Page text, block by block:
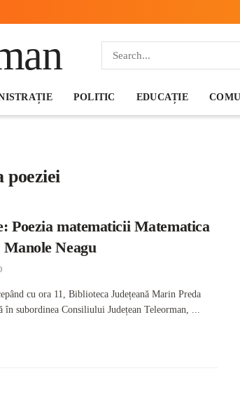
POLITIC EDUCAȚIE
poeziei
Poezia matematicii Matematica
Manole Neagu
cu ora 11, Biblioteca Județeană Marin Preda
în subordinea Consiliului Județean Teleorman, ...